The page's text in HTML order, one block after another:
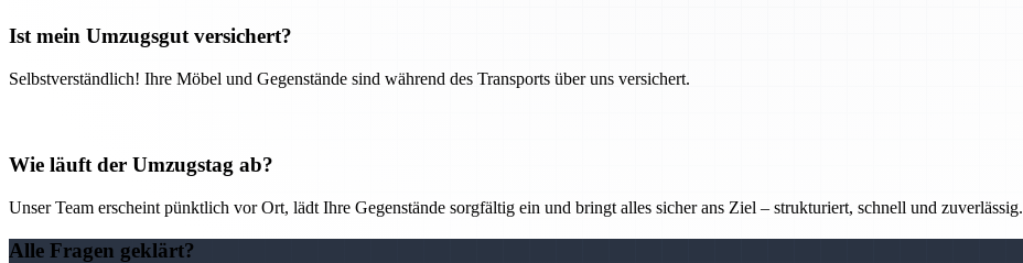
Ist mein Umzugsgut versichert?
Selbstverständlich! Ihre Möbel und Gegenstände sind während des Transports über uns versichert.
Wie läuft der Umzugstag ab?
Unser Team erscheint pünktlich vor Ort, lädt Ihre Gegenstände sorgfältig ein und bringt alles sicher ans Ziel – strukturiert, schnell und zuverlässig.
Alle Fragen geklärt?